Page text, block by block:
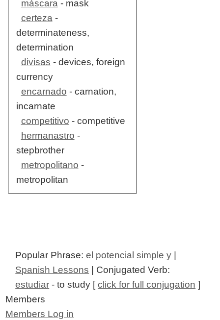
máscara - mask
certeza -
determinateness,
determination
divisas - devices, foreign
currency
encarnado - carnation,
incarnate
competitivo - competitive
hermanastro -
stepbrother
metropolitano -
metropolitan
Popular Phrase:el potencial simple y
Spanish Lessons | Conjugated Verb:
estudiar - to study [click for full conjugation ]
Members
Members Log in